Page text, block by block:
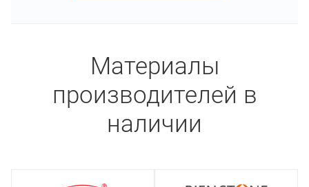
Материалы
производителей в
наличии